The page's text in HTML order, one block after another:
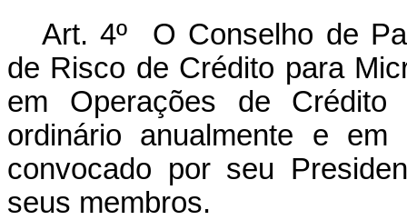
Art. 4º O Conselho de
de Risco de Crédito para
em Operações de
ordinário anualmente e em
convocado por seu
seus membros.